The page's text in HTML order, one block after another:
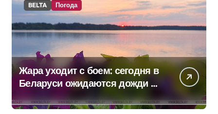
BELTA Погода
Жара уходит с боем: сегодня в
Беларуси ожидаются дожди и
грозы